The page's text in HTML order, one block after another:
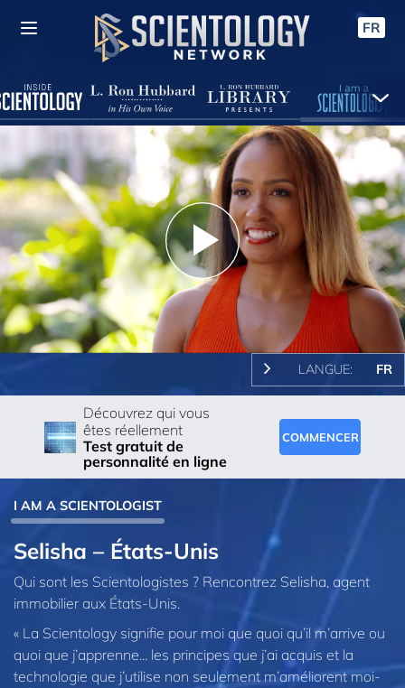
FR
Play
Video
LANGUE: FR
Découvrez qui vous
êtes réellement
Test gratuit de
personnalité en ligne
COMMENCER
I AM A SCIENTOLOGIST
Selisha – États-Unis
Qui sont les Scientologistes ? Rencontrez Selisha, agent
immobilier aux États-Unis.
« La Scientology signifie pour moi que quoi qu’il m’arrive ou
quoi que j’apprenne... les principes que j’ai acquis et la
technologie que j’utilise non seulement m’améliorent moi-